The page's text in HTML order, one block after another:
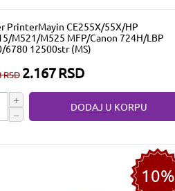
PrinterMayin CE255X/55X/HP
M521/M525 MFP/Canon 724H/LBP
6780 12500str (MS)
RSD 2.167RSD
+
−
DODAJ U KORPU
10%